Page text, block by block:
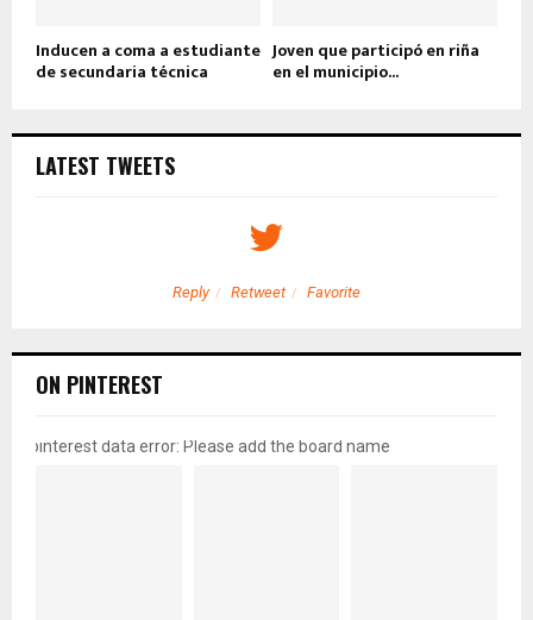
Inducen a coma a estudiante
de secundaria técnica
Joven que participó en riña
en el municipio...
LATEST TWEETS
Reply Retweet Favorite
ON PINTEREST
pinterest data error: Please add the board name